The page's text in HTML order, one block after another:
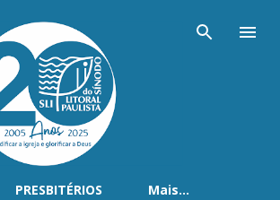
Pular para o conteúdo principal
PRESBITÉRIOS Mais…